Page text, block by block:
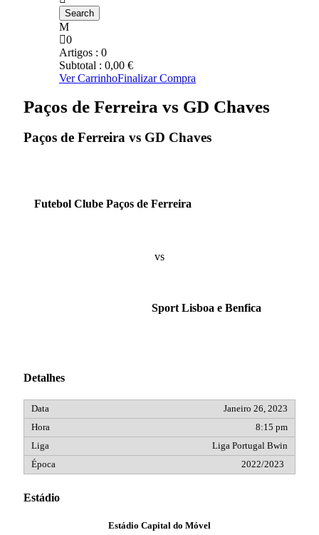
0
Artigos : 0
Subtotal : 0,00 €
Ver CarrinhoFinalizar Compra
Paços de Ferreira vs GD Chaves
Paços de Ferreira vs GD Chaves
Futebol Clube Paços de Ferreira
vs
Sport Lisboa e Benfica
Detalhes
Janeiro 26, 2023
8:15 pm
Liga Portugal Bwin
2022/2023
Estádio
Estádio Capital do Móvel